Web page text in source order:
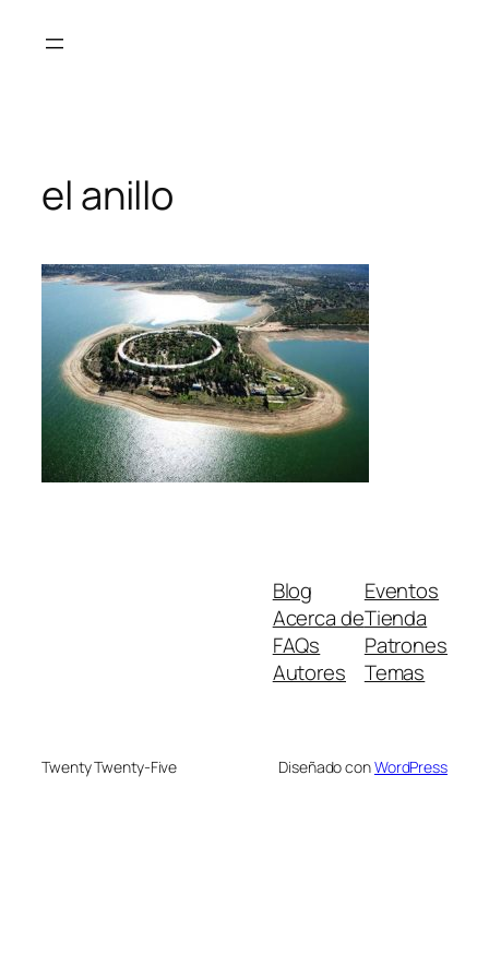
el anillo
Blog
Acerca de
FAQs
Autores
Eventos
Tienda
Patrones
Temas
Twenty Twenty-Five Diseñado conWordPress